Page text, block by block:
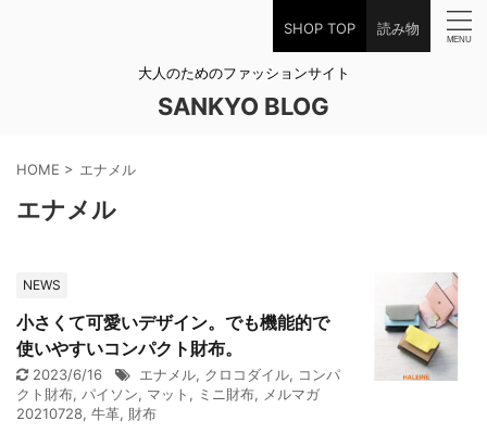
SHOP TOP 読み物
大人のためのファッションサイト
SANKYO BLOG
HOME > エナメル
エナメル
NEWS
小さくて可愛いデザイン。でも機能的で
使いやすいコンパクト財布。
2023/6/16 エナメル, クロコダイル, コンパ
クト財布, パイソン, マット , ミニ財布, メルマガ
20210728, 牛革, 財布